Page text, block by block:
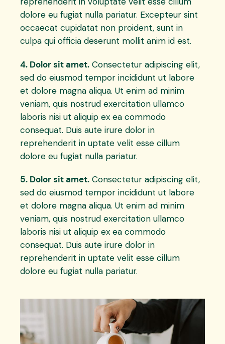
dolore eu fugiat nulla pariatur. Excepteur sint
occaecat cupidatat non proident, sunt in
culpa qui officia deserunt mollit anim id est.
4. Dolor sit amet. Consectetur adipiscing elit,
sed do eiusmod tempor incididunt ut labore
et dolore magna aliqua. Ut enim ad minim
veniam, quis nostrud exercitation ullamco
laboris nisi ut aliquip ex ea commodo
consequat. Duis aute irure dolor in
reprehenderit in uptate velit esse cillum
dolore eu fugiat nulla pariatur.
5. Dolor sit amet. Consectetur adipiscing elit,
sed do eiusmod tempor incididunt ut labore
et dolore magna aliqua. Ut enim ad minim
veniam, quis nostrud exercitation ullamco
laboris nisi ut aliquip ex ea commodo
consequat. Duis aute irure dolor in
reprehenderit in uptate velit esse cillum
dolore eu fugiat nulla pariatur.